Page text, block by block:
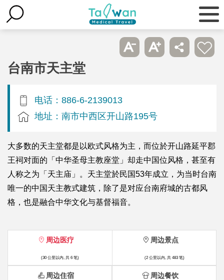
台南市天主堂
电话：886-6-2139013
地址：南市中西区开山路195号
大多数的天主堂都是以欧式风格为主，而位於开山路延平郡
王祠对面的「中华圣母主教座堂」却走中国位风格，甚至有
人称之为「天主庙」。天主堂於民国53年成立，为当时台南
唯一的中国天主教式建筑，除了是对应台南府城的古都风
格，也是融合中华文化与基督福音。
周边医疗
(30 公里以内, 共 6 笔)
周边景点
(2 公里以内, 共 483 笔)
周边住宿 周边餐饮